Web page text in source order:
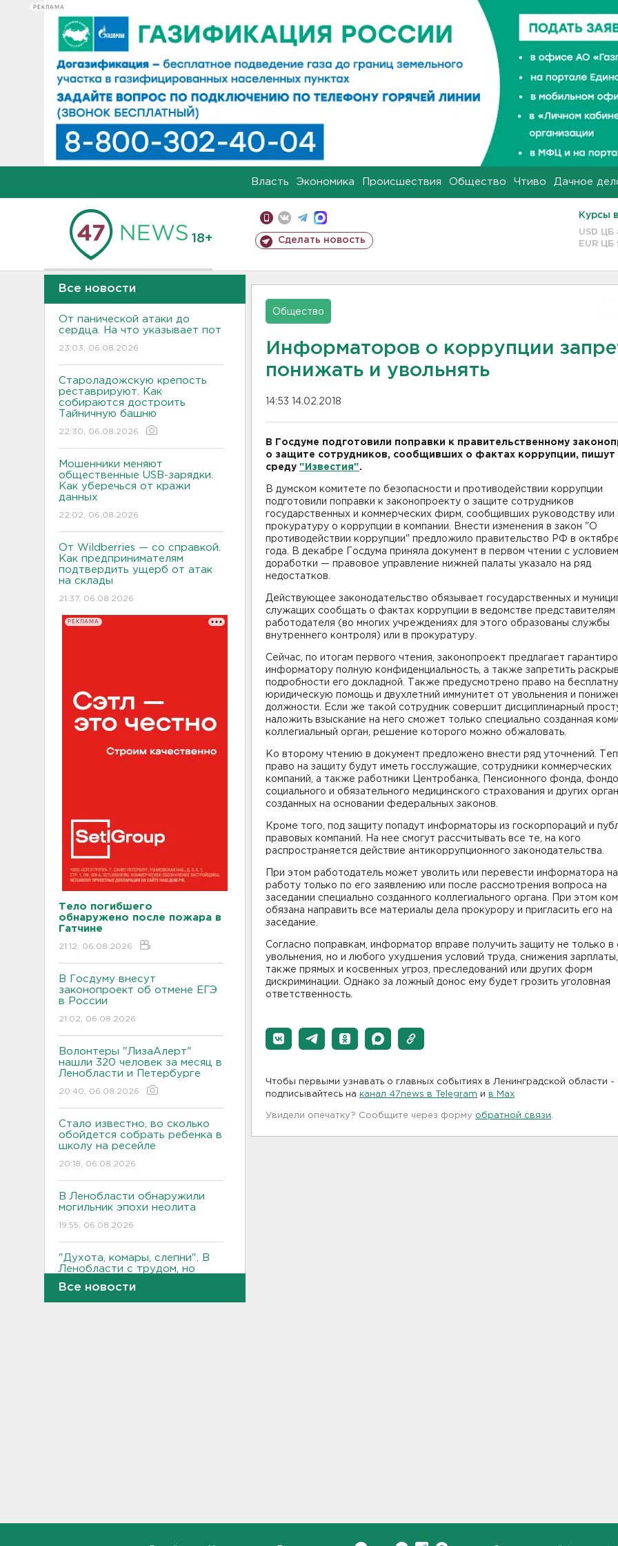
РЕКЛАМА
Власть Экономика Происшествия Общество Чтиво Дачное
18+ Сделать новость
Курсы
USD ЦБ
EUR ЦБ
Все новости
От панической атаки до
сердца. На что указывает пот
23:03, 06.08.2026
Староладожскую крепость
реставрируют. Как
собираются достроить
Тайничную башню
22:30, 06.08.2026
Мошенники меняют
общественные USB-зарядки.
Как уберечься от кражи
данных
22:02, 06.08.2026
От Wildberries — со справкой.
Как предпринимателям
подтвердить ущерб от атак
на склады
21:37, 06.08.2026
РЕКЛАМА
Тело погибшего
обнаружено после пожара в
Гатчине
21:12, 06.08.2026
В Госдуму внесут
законопроект об отмене ЕГЭ
в России
21:02, 06.08.2026
Волонтеры "ЛизаАлерт"
нашли 320 человек за месяц в
Ленобласти и Петербурге
20:40, 06.08.2026
Стало известно, во сколько
обойдется собрать ребенка в
школу на ресейле
20:18, 06.08.2026
В Ленобласти обнаружили
могильник эпохи неолита
19:55, 06.08.2026
"Духота, комары, слепни". В
Ленобласти с трудом, но
Все новости
Общество
Информаторов о коррупции
понижать и увольнять
14:53 14.02.2018
В Госдуме подготовили поправки к правительственному
о защите сотрудников, сообщивших о фактах коррупции, пишут
среду "Известия".
В думском комитете по безопасности и противодействии коррупции
подготовили поправки к законопроекту о защите сотрудников
государственных и коммерческих фирм, сообщивших руководству или
прокуратуру о коррупции в компании. Внести изменения в закон "О
противодействии коррупции" предложило правительство РФ в
года. В декабре Госдума приняла документ в первом чтении с условием
доработки — правовое управление нижней палаты указало на ряд
недостатков.
Действующее законодательство обязывает государственных и
служащих сообщать о фактах коррупции в ведомстве представителям
работодателя (во многих учреждениях для этого образованы службы
внутреннего контроля) или в прокуратуру.
Сейчас, по итогам первого чтения, законопроект предлагает
информатору полную конфиденциальность, а также запретить
подробности его докладной. Также предусмотрено право на
юридическую помощь и двухлетний иммунитет от увольнения и
должности. Если же такой сотрудник совершит дисциплинарный
наложить взыскание на него сможет только специально созданная
коллегиальный орган, решение которого можно обжаловать.
Ко второму чтению в документ предложено внести ряд уточнений.
право на защиту будут иметь госслужащие, сотрудники коммерческих
компаний, а также работники Центробанка, Пенсионного фонда,
социального и обязательного медицинского страхования и других
созданных на основании федеральных законов.
Кроме того, под защиту попадут информаторы из госкорпораций и
правовых компаний. На нее смогут рассчитывать все те, на кого
распространяется действие антикоррупционного законодательства.
При этом работодатель может уволить или перевести информатора
работу только по его заявлению или после рассмотрения вопроса на
заседании специально созданного коллегиального органа. При этом
обязана направить все материалы дела прокурору и пригласить его на
заседание.
Согласно поправкам, информатор вправе получить защиту не только в
увольнения, но и любого ухудшения условий труда, снижения
также прямых и косвенных угроз, преследований или других форм
дискриминации. Однако за ложный донос ему будет грозить уголовная
ответственность.
Чтобы первыми узнавать о главных событиях в Ленинградской области -
подписывайтесь на канал 47news в Telegram и в Maх
Увидели опечатку? Сообщите через форму обратной связи